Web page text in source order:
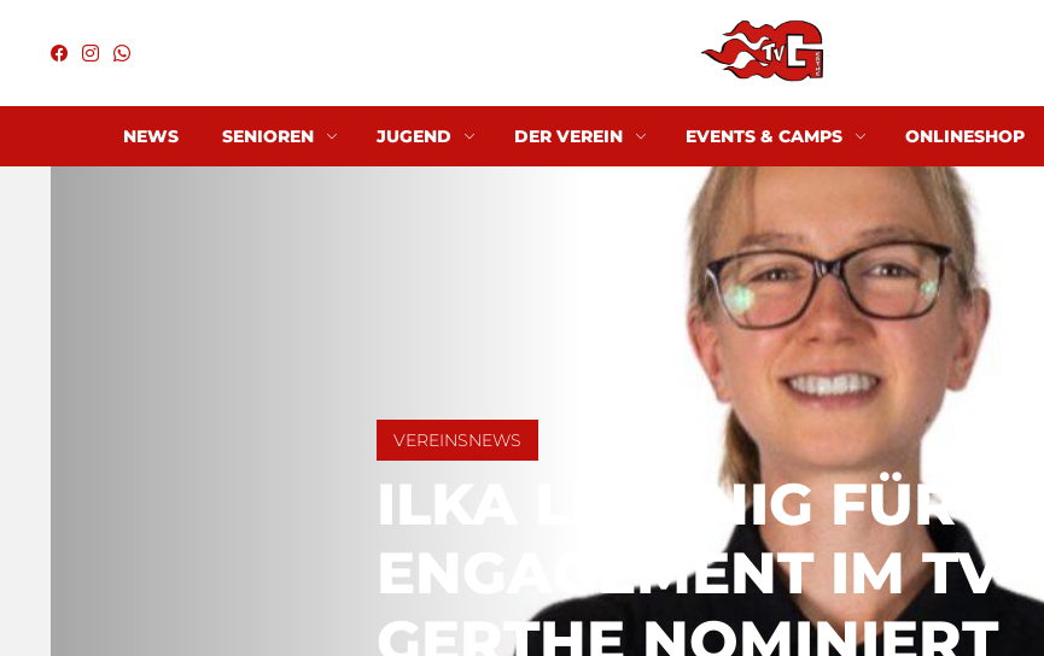
NEWS SENIOREN JUGEND DER VEREIN EVENTS & CAMPS ONLINESHOP
VEREINSNEWS
ILKA LEISSNIG FÜR IHR
NGAGEMENT IM TV G
ERTHE NOMINIERT